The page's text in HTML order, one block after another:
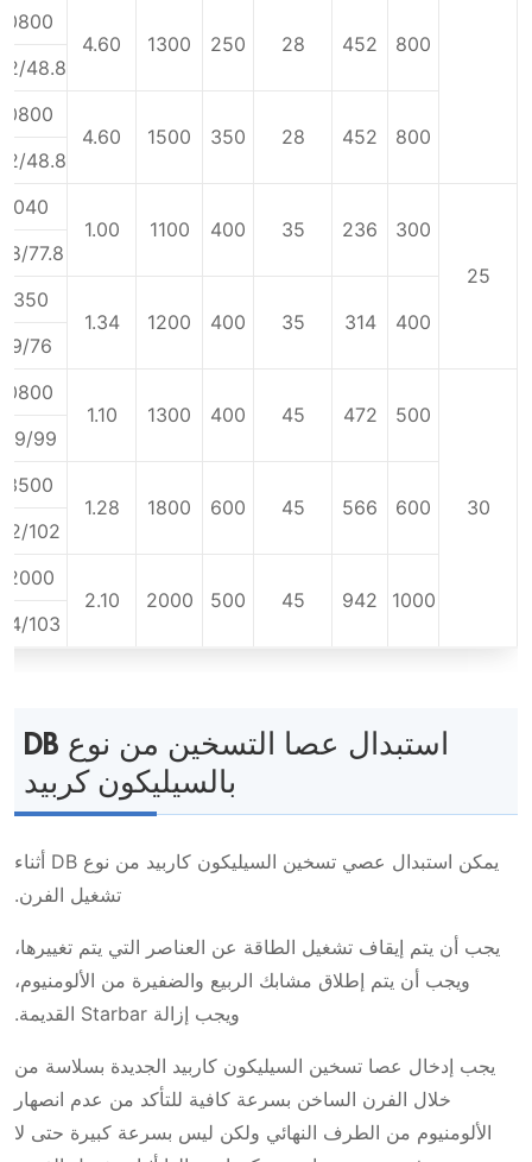
800
452
28
250
1300
4.60
48.8
800
452
28
350
1500
4.60
48.8
25
300
236
35
400
1100
1.00
6040
77.8
400
314
35
400
1200
1.34
7350
76
30
500
472
45
400
1300
1.10
99
600
566
45
600
1800
1.28
102
1000
942
45
500
2000
2.10
103
استبدال عصا التسخين من نوع DB
بالسيليكون كربيد
يمكن استبدال عصي تسخين السيليكون كاربيد من نوع DB أثناء
تشغيل الفرن.
يجب أن يتم إيقاف تشغيل الطاقة عن العناصر التي يتم تغييرها،
ويجب أن يتم إطلاق مشابك الربيع والضفيرة من الألومنيوم،
ويجب إزالة Starbar القديمة.
يجب إدخال عصا تسخين السيليكون كاربيد الجديدة بسلاسة من
خلال الفرن الساخن بسرعة كافية للتأكد من عدم انصهار
الألومنيوم من الطرف النهائي ولكن ليس بسرعة كبيرة حتى لا